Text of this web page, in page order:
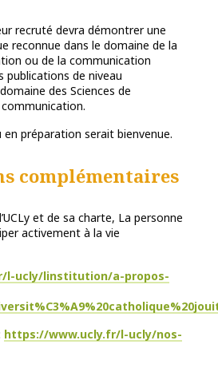
recruté devra démontrer une
reconnue dans le domaine de la
ou de la communication
publications de niveau
des Sciences de
préparation serait bienvenue.
complémentaires
et de sa charte, La personne
activement à la vie
l-ucly/linstitution/a-propos-
https://www.ucly.fr/l-ucly/nos-